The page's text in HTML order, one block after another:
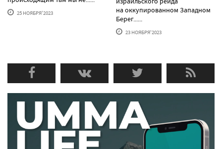
25 НОЯБРЯ'2023
на оккупированном Западном
Берег......
23 НОЯБРЯ'2023